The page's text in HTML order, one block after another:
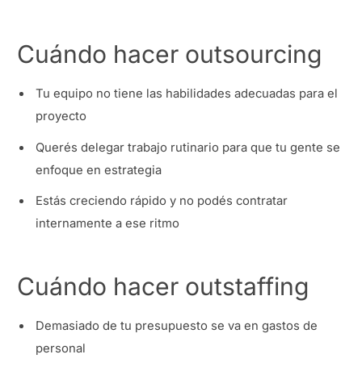
Cuándo hacer outsourcing
Tu equipo no tiene las habilidades adecuadas para el
proyecto
Querés delegar trabajo rutinario para que tu gente se
enfoque en estrategia
Estás creciendo rápido y no podés contratar
internamente a ese ritmo
Cuándo hacer outstaffing
Demasiado de tu presupuesto se va en gastos de
personal